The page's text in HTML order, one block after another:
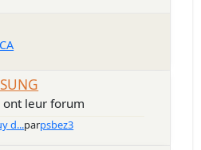
ont leur forum
d...parpsbez3